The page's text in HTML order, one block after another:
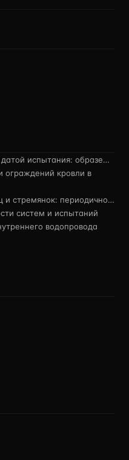
испытания: образе…
ограждений кровли в
и стремянок: периодично…
систем и испытаний
водопровода